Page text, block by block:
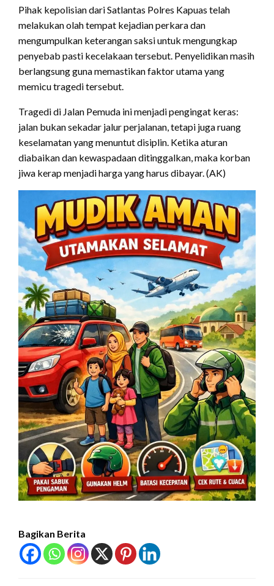
Pihak kepolisian dari Satlantas Polres Kapuas telah
melakukan olah tempat kejadian perkara dan
mengumpulkan keterangan saksi untuk mengungkap
penyebab pasti kecelakaan tersebut. Penyelidikan masih
berlangsung guna memastikan faktor utama yang
memicu tragedi tersebut.
Tragedi di Jalan Pemuda ini menjadi pengingat keras:
jalan bukan sekadar jalur perjalanan, tetapi juga ruang
keselamatan yang menuntut disiplin. Ketika aturan
diabaikan dan kewaspadaan ditinggalkan, maka korban
jiwa kerap menjadi harga yang harus dibayar. (AK)
Bagikan Berita